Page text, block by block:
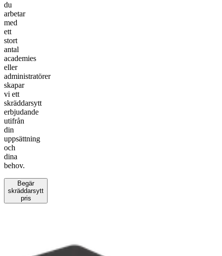
du
arbetar
med
ett
stort
antal
academies
eller
administratörer
skapar
vi ett
skräddarsytt
erbjudande
utifrån
din
uppsättning
och
dina
behov.
Begär
skräddarsytt
pris